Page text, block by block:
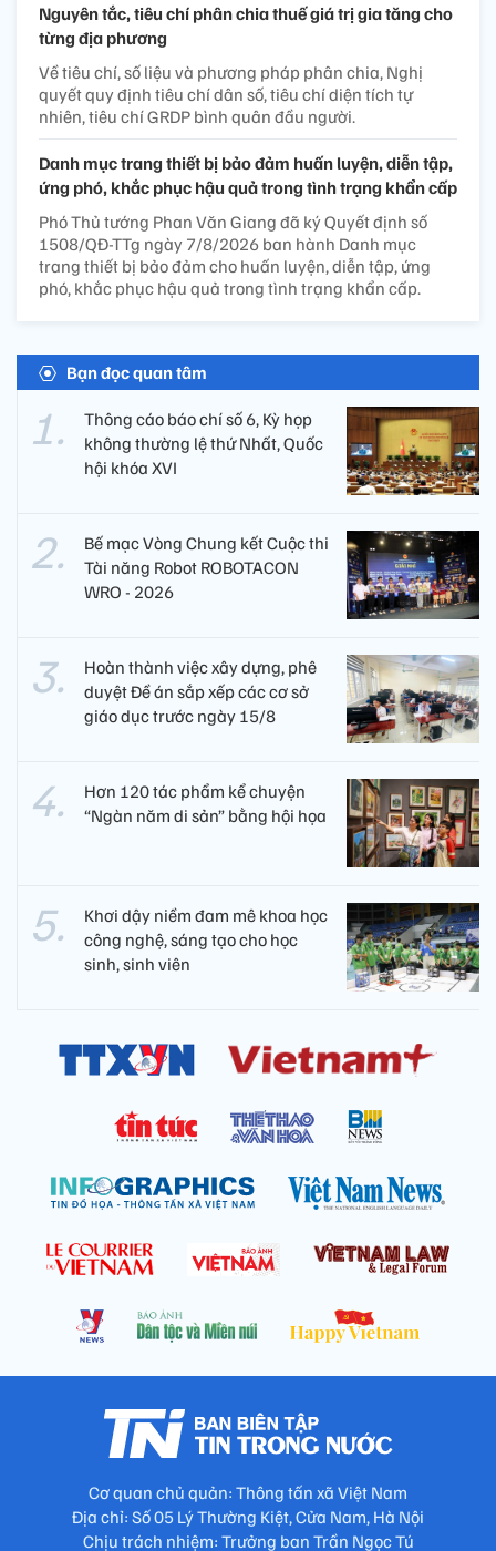
Nguyên tắc, tiêu chí phân chia thuế giá trị gia tăng cho
từng địa phương
Về tiêu chí, số liệu và phương pháp phân chia, Nghị
quyết quy định tiêu chí dân số, tiêu chí diện tích tự
nhiên, tiêu chí GRDP bình quân đầu người.
Danh mục trang thiết bị bảo đảm huấn luyện, diễn tập,
ứng phó, khắc phục hậu quả trong tình trạng khẩn cấp
Phó Thủ tướng Phan Văn Giang đã ký Quyết định số
1508/QĐ-TTg ngày 7/8/2026 ban hành Danh mục
trang thiết bị bảo đảm cho huấn luyện, diễn tập, ứng
phó, khắc phục hậu quả trong tình trạng khẩn cấp.
Bạn đọc quan tâm
Thông cáo báo chí số 6, Kỳ họp
không thường lệ thứ Nhất, Quốc
hội khóa XVI
Bế mạc Vòng Chung kết Cuộc thi
Tài năng Robot ROBOTACON
WRO - 2026
Hoàn thành việc xây dựng, phê
duyệt Đề án sắp xếp các cơ sở
giáo dục trước ngày 15/8
Hơn 120 tác phẩm kể chuyện
“Ngàn năm di sản” bằng hội họa
Khơi dậy niềm đam mê khoa học
công nghệ, sáng tạo cho học
sinh, sinh viên
Cơ quan chủ quản: Thông tấn xã Việt Nam
Địa chỉ: Số 05 Lý Thường Kiệt, Cửa Nam, Hà Nội
Chịu trách nhiệm: Trưởng ban Trần Ngọc Tú